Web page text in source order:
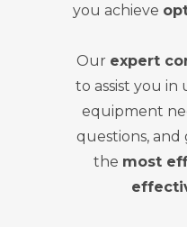
you achieve
Our expert
to assist you
equipment
questions,
the most